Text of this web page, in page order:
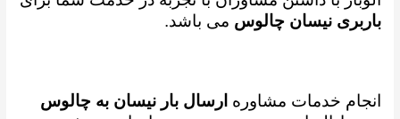
باربری نیسان چالوس می باشد.
انجام خدمات مشاوره ارسال بار نیسان به چالوس